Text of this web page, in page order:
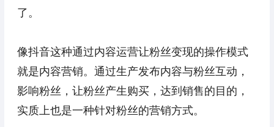
了。
像抖音这种通过内容运营让粉丝变现的操作模式
就是内容营销。通过生产发布内容与粉丝互动，
影响粉丝，让粉丝产生购买，达到销售的目的，
实质上也是一种针对粉丝的营销方式。